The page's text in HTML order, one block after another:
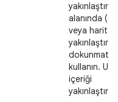
alanında
veya harita)
dokunmatik
kullanın.
içeriği